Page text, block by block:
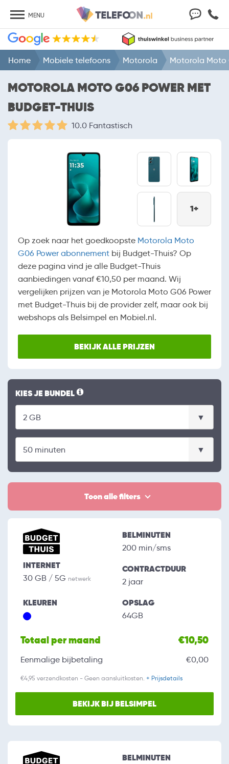
MENU
Home Mobiele telefoons Motorola Motorola Moto
MOTOROLA MOTO G06 POWER MET
BUDGET-THUIS
10.0 Fantastisch
1+
Op zoek naar het goedkoopste Motorola Moto
G06 Power abonnement bij Budget-Thuis? Op
deze pagina vind je alle Budget-Thuis
aanbiedingen vanaf €10,50 per maand. Wij
vergelijken prijzen van je Motorola Moto G06 Power
met Budget-Thuis bij de provider zelf, maar ook bij
webshops als Belsimpel en Mobiel.nl.
BEKIJK ALLE PRIJZEN
KIES JE BUNDEL
Toon alle filters
INTERNET
30 GB / 5G netwerk
BELMINUTEN
200 min/sms
CONTRACTDUUR
2 jaar
KLEUREN OPSLAG
64GB
Totaal per maand €10,50
Eenmalige bijbetaling €0,00
€4,95 verzendkosten - Geen aansluitkosten. + Prijsdetails
BEKIJK BIJ BELSIMPEL
BELMINUTEN